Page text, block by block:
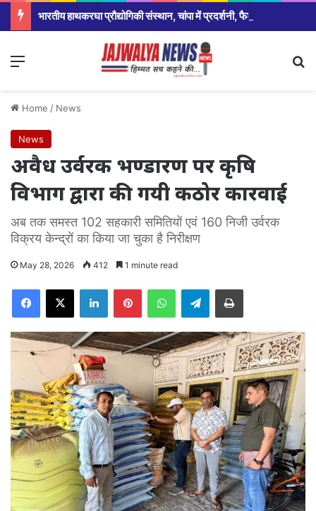
Menu
Home / News
News
अवैध उर्वरक भण्डारण पर कृषि
विभाग द्वारा की गयी कठोर कारवाई
अब तक समस्त 102 सहकारी समितियों एवं 160 निजी उर्वरक
विक्रय केन्द्रों का किया जा चुका है निरीक्षण
May 28, 2026 412 1 minute read
Facebook
X LinkedInPinterestWhatsAppTelegramPrint